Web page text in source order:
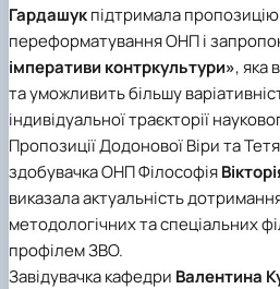
Гардашукпідтримала
переформатування ОНП і
імперативи контркультури», яка
та уможливить більшу
індивідуальної траєкторії
Пропозиції Додонової Віри та
здобувачка ОНП Філософія
виказала актуальність
методологічних та спеціальних
профілем ЗВО.
Завідувачка кафедри Валентина